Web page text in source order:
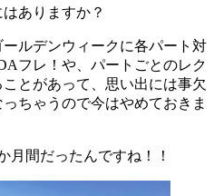
ありますか？
ルデンウィークに各パート対
フレ！や、パートごとのレク
とがあって、思い出には事欠
ちゃうので今はやめておきま
月間だったんですね！！